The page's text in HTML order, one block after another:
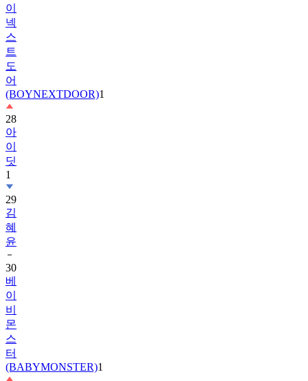
이
넥
스
트
도
어
(BOYNEXTDOOR)1
28
아
이
딧
1
29
김
혜
윤
30
베
이
비
몬
스
터
(BABYMONSTER)1